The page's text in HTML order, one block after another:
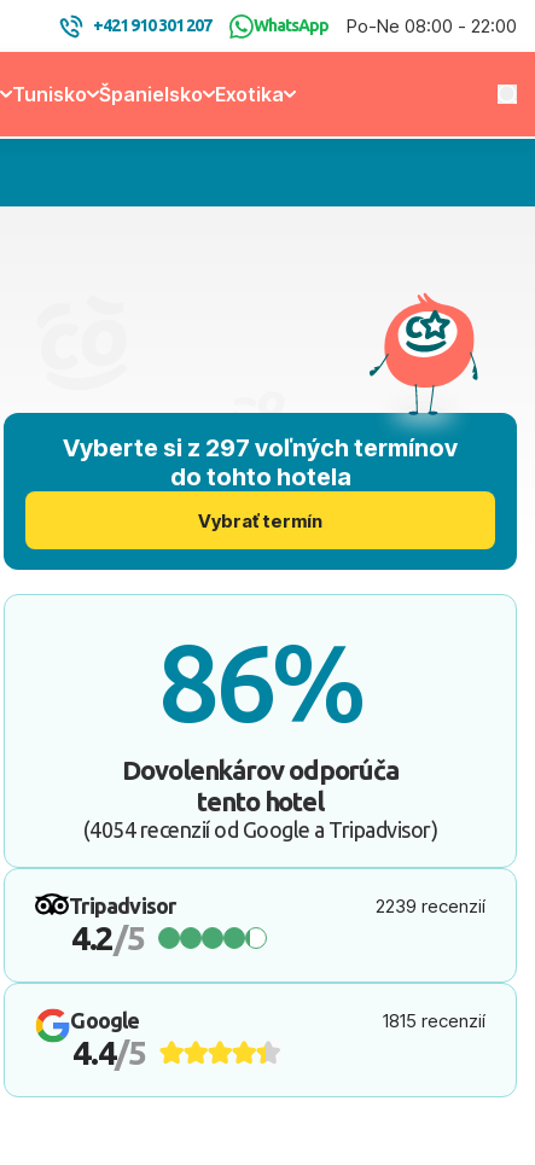
+421 910 301 207 WhatsApp Po-Ne 08:00 - 22:00
Tunisko Španielsko Exotika
Vyberte si z 297 voľných termínov
do tohto hotela
Vybrať termín
86%
Dovolenkárov odporúča
tento hotel
(4054 recenzií od Google a Tripadvisor)
Tripadvisor 2239 recenzií
4.2/5
Google 1815 recenzií
4.4/5